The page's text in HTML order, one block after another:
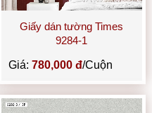
Giấy dán tường Times
9284-1
Giá: 780,000 đ/Cuộn